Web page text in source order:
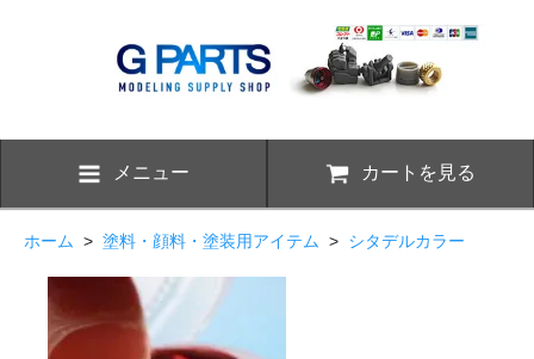
メニュー カートを見る
ホーム > 塗料・顔料・塗装用アイテム > シタデルカラー